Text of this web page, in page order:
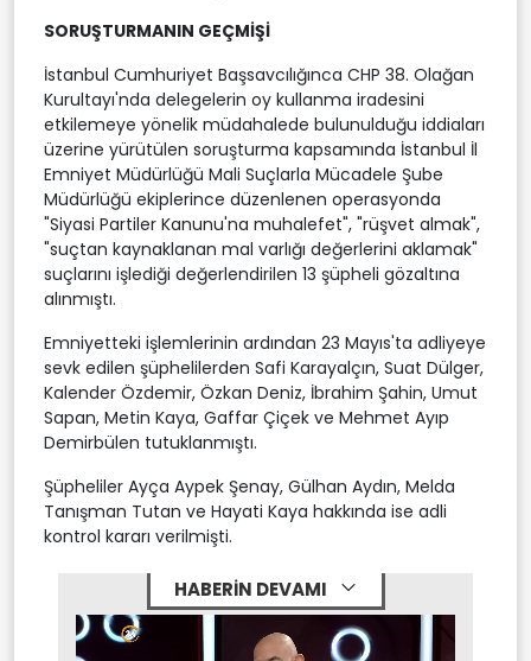
SORUŞTURMANIN GEÇMİŞİ
İstanbul Cumhuriyet Başsavcılığınca CHP 38. Olağan
Kurultayı'nda delegelerin oy kullanma iradesini
etkilemeye yönelik müdahalede bulunulduğu iddiaları
üzerine yürütülen soruşturma kapsamında İstanbul İl
Emniyet Müdürlüğü Mali Suçlarla Mücadele Şube
Müdürlüğü ekiplerince düzenlenen operasyonda
"Siyasi Partiler Kanunu'na muhalefet", "rüşvet almak",
"suçtan kaynaklanan mal varlığı değerlerini aklamak"
suçlarını işlediği değerlendirilen 13 şüpheli gözaltına
alınmıştı.
Emniyetteki işlemlerinin ardından 23 Mayıs'ta adliyeye
sevk edilen şüphelilerden Safi Karayalçın, Suat Dülger,
Kalender Özdemir, Özkan Deniz, İbrahim Şahin, Umut
Sapan, Metin Kaya, Gaffar Çiçek ve Mehmet Ayıp
Demirbülen tutuklanmıştı.
Şüpheliler Ayça Aypek Şenay, Gülhan Aydın, Melda
Tanışman Tutan ve Hayati Kaya hakkında ise adli
kontrol kararı verilmişti.
HABERİN DEVAMI